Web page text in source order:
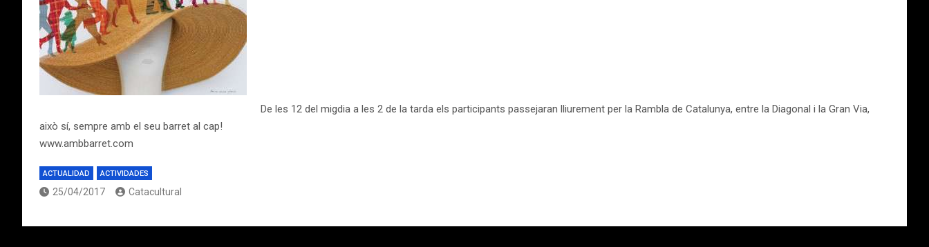
De les 12 del migdia a les 2 de la tarda els participants passejaran lliurement per la Rambla de Catalunya, entre la Diagonal i la Gran Via,
això sí, sempre amb el seu barret al cap!
www.ambbarret.com
ACTUALIDAD ACTIVIDADES
25/04/2017 Catacultural